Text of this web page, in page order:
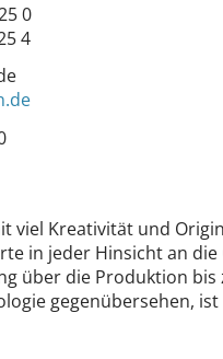
0
4
viel Kreativität und
in jeder Hinsicht an
über die Produktion
gegenübersehen,